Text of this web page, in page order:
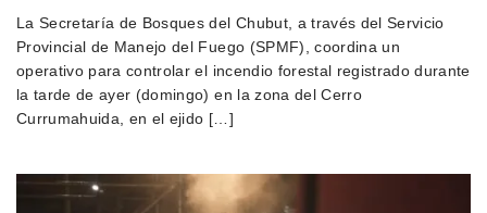
La Secretaría de Bosques del Chubut, a través del Servicio
Provincial de Manejo del Fuego (SPMF), coordina un
operativo para controlar el incendio forestal registrado durante
la tarde de ayer (domingo) en la zona del Cerro
Currumahuida, en el ejido […]